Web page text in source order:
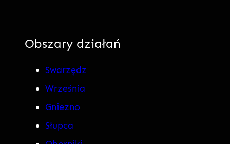
Obszary działań
Swarzędz
Września
Gniezno
Słupca